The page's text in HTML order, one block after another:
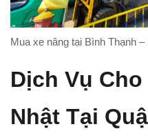
Mua xe nâng tại Bình Thạnh
Dịch Vụ
Nhật Tại